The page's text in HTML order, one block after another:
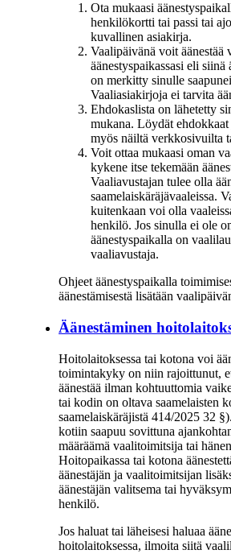
Ota mukaasi
henkilökortti tai passi tai
kuvallinen asiakirja.
Vaalipäivänä voit äänestää
äänestyspaikassasi eli siinä
on merkitty sinulle
Vaaliasiakirjoja ei tarvita
Ehdokaslista on lähetetty
mukana. Löydät
myös näiltä verkkosivuilta
Voit ottaa mukaasi oman
kykene itse tekemään
Vaaliavustajan tulee olla
saamelaiskäräjävaaleissa.
kuitenkaan voi olla
henkilö. Jos sinulla ei ole
äänestyspaikalla on
vaaliavustaja.
Ohjeet äänestyspaikalla
äänestämisestä lisätään
Äänestäminen
Hoitolaitoksessa tai kotona voi
toimintakyky on niin rajoittunut,
äänestää ilman kohtuuttomia
tai kodin on oltava saamelaisten
saamelaiskäräjistä 414/2025 32
kotiin saapuu sovittuna
määräämä vaalitoimitsija tai
Hoitopaikassa tai kotona
äänestäjän ja vaalitoimitsijan
äänestäjän valitsema tai
henkilö.
Jos haluat tai läheisesi haluaa
hoitolaitoksessa, ilmoita siitä